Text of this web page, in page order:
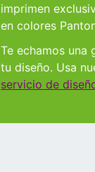
imprimen
en colores
Te echamos una
tu diseño. Usa
servicio de